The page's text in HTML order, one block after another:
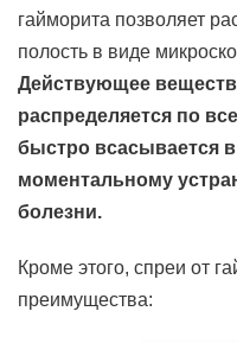
гайморита позволяет
полость в виде
Действующее
распределяется по
быстро всасывается
моментальному
болезни.
Кроме этого, спреи от
преимущества: